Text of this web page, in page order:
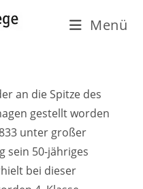
Menü
an die Spitze des
gestellt worden
unter großer
sein 50-jähriges
bei dieser